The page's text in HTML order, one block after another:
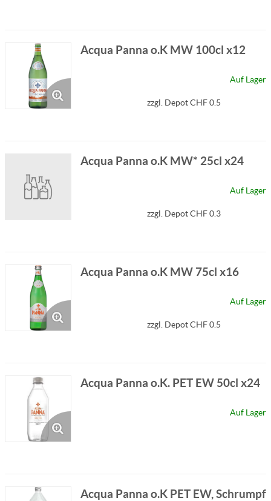
Acqua Panna o.K MW 100cl x12
Auf Lager
zzgl. Depot CHF 0.5
Acqua Panna o.K MW* 25cl x24
Auf Lager
zzgl. Depot CHF 0.3
Acqua Panna o.K MW 75cl x16
Auf Lager
zzgl. Depot CHF 0.5
Acqua Panna o.K. PET EW 50cl x24
Auf Lager
Acqua Panna o.K PET EW, Schrumpf